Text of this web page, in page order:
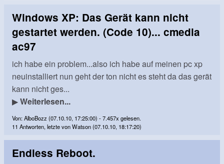
Windows XP: Das Gerät kann nicht
gestartet werden. (Code 10)... cmedia
ac97
ich habe ein problem...also ich habe auf meinen pc xp
neuinstalliert nun geht der ton nicht es steht da das gerät
kann nicht ges...
▶Weiterlesen...
Von: AlboBozz (07.10.10, 17:25:00) - 7.457x gelesen.
11 Antworten, letzte von Watson (07.10.10, 18:17:20)
Endless Reboot.